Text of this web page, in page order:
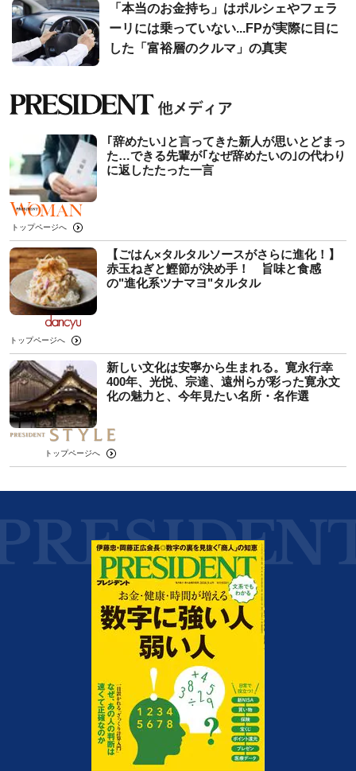
「本当のお金持ち」はポルシェやフェラ
ーリには乗っていない...FPが実際に目に
した「富裕層のクルマ」の真実
｢辞めたい｣と言ってきた新人が思いとどまっ
た…できる先輩が｢なぜ辞めたいの｣の代わり
に返したたった一言
トップページへ
【ごはん×タルタルソースがさらに進化！】
赤玉ねぎと鰹節が決め手！ 旨味と食感
の"進化系ツナマヨ"タルタル
トップページへ
新しい文化は安寧から生まれる。寛永行幸
400年、光悦、宗達、遠州らが彩った寛永文
化の魅力と、今年見たい名所・名作選
トップページへ